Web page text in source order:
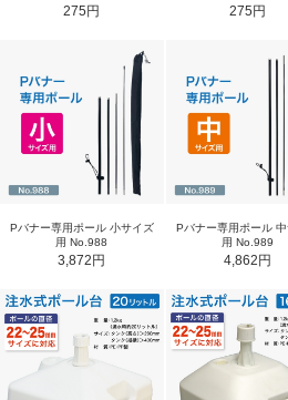
275円 275円
Pバナー専用ポール 小サイズ
用 No.988
3,872円
Pバナー専用ポール
用 No.989
4,862円